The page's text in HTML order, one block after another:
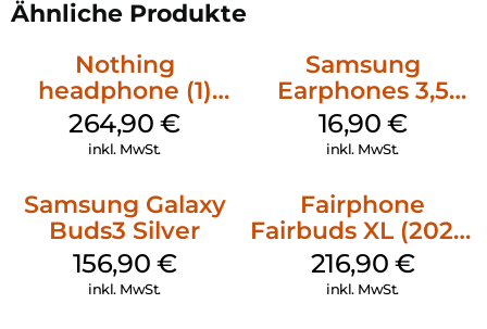
Ähnliche Produkte
Nothing
headphone (1)
Weiß
264,90€
inkl. MwSt.
Samsung
Earphones 3,5
mm Schwarz
16,90 €
inkl. MwSt.
Samsung Galaxy
Buds3 Silver
156,90 €
inkl. MwSt.
Fairphone
Fairbuds XL (2025)
Horizon Black
216,90 €
inkl. MwSt.